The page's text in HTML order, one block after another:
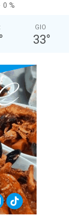
0 %
°
GIO
33°